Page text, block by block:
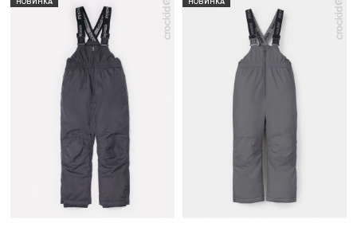
НОВИНКА НОВИНКА